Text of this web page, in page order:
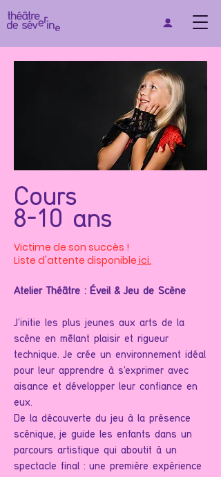
Cours
8-10 ans
Victime de son succès !
Liste d'attente disponible ici.
Atelier Théâtre : Éveil & Jeu de Scène
J'initie les plus jeunes aux arts de la
scène en mêlant plaisir et rigueur
technique. Je crée un environnement idéal
pour leur apprendre à s’exprimer avec
aisance et développer leur confiance en
eux.
De la découverte du jeu à la présence
scénique, je guide les enfants dans un
parcours artistique qui aboutit à un
spectacle final : une première expérience